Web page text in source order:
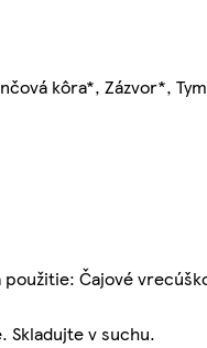
kôra*, Zázvor*,
Čajové
Skladujte v suchu.